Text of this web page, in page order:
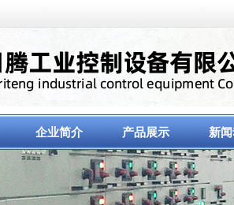
企业简介 产品展示 新